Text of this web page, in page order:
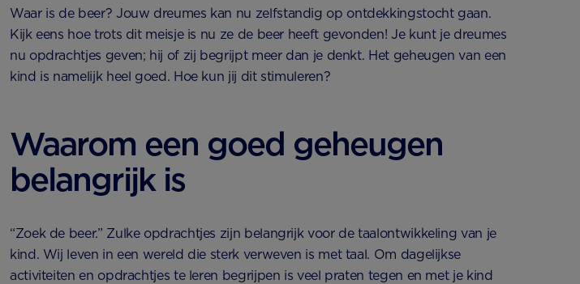
Waar is de beer? Jouw dreumes kan nu zelfstandig op ontdekkingstocht gaan.
Kijk eens hoe trots dit meisje is nu ze de beer heeft gevonden! Je kunt je dreumes
nu opdrachtjes geven; hij of zij begrijpt meer dan je denkt. Het geheugen van een
kind is namelijk heel goed. Hoe kun jij dit stimuleren?
Waarom een goed geheugen
belangrijk is
“Zoek de beer.” Zulke opdrachtjes zijn belangrijk voor de taalontwikkeling van je
kind. Wij leven in een wereld die sterk verweven is met taal. Om dagelijkse
activiteiten en opdrachtjes te leren begrijpen is veel praten tegen en met je kind